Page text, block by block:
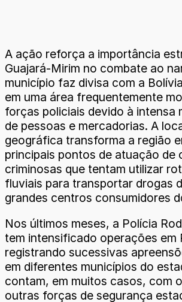
A ação reforça a importância
Guajará-Mirim no combate ao
município faz divisa com a
em uma área frequentemente
forças policiais devido à intensa
de pessoas e mercadorias. A
geográfica transforma a região
principais pontos de atuação de
criminosas que tentam utilizar
fluviais para transportar drogas
grandes centros consumidores
Nos últimos meses, a Polícia
tem intensificado operações em
registrando sucessivas
em diferentes municípios do
contam, em muitos casos, com
outras forças de segurança